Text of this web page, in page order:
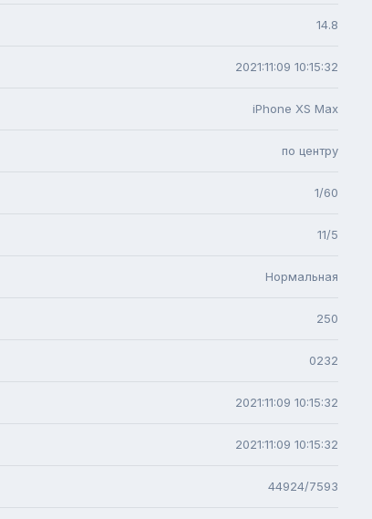
14.8
2021:11:09 10:15:32
iPhone XS Max
по центру
1/60
11/5
Нормальная
250
0232
2021:11:09 10:15:32
2021:11:09 10:15:32
44924/7593